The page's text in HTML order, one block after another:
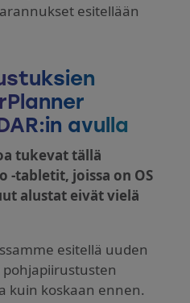
esitellään
avulla
tukevat tällä
-tabletit, joissa on OS
alustat eivät vielä
esitellä uuden
kuin koskaan ennen.